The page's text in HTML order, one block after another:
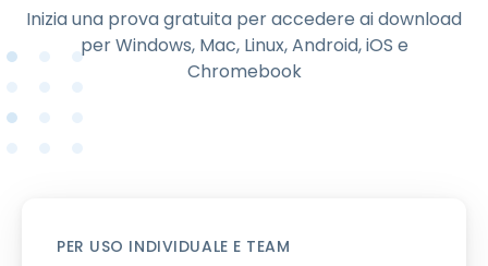
Inizia una prova gratuita per accedere ai download
per Windows, Mac, Linux, Android, iOS e
Chromebook
PER USO INDIVIDUALE E TEAM